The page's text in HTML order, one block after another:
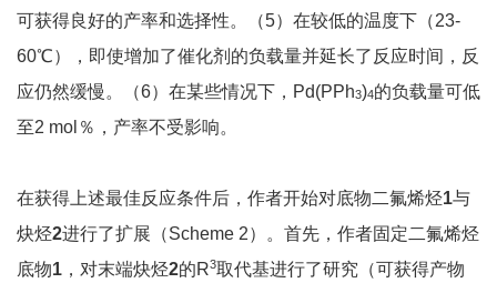
可获得良好的产率和选择性。（5）在较低的温度下（23-
60℃），即使增加了催化剂的负载量并延长了反应时间，反
应仍然缓慢。（6）在某些情况下，Pd(PPh3)4的负载量可低
至2 mol％，产率不受影响。
在获得上述最佳反应条件后，作者开始对底物二氟烯烃1与
炔烃2进行了扩展（Scheme 2）。首先，作者固定二氟烯烃
底物1 ，对末端炔烃2的R3取代基进行了研究（可获得产物